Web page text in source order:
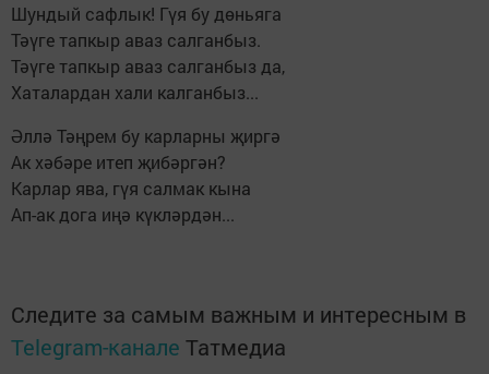
Шундый сафлык! Гүя бу дөньяга
Тәүге тапкыр аваз салганбыз.
Тәүге тапкыр аваз салганбыз да,
Хаталардан хали калганбыз...
Әллә Тәңрем бу карларны җиргә
Ак хәбәре итеп җибәргән?
Карлар ява, гүя салмак кына
Ап-ак дога иңә күкләрдән...
Следите за самым важным и интересным в
Telegram-канале Татмедиа